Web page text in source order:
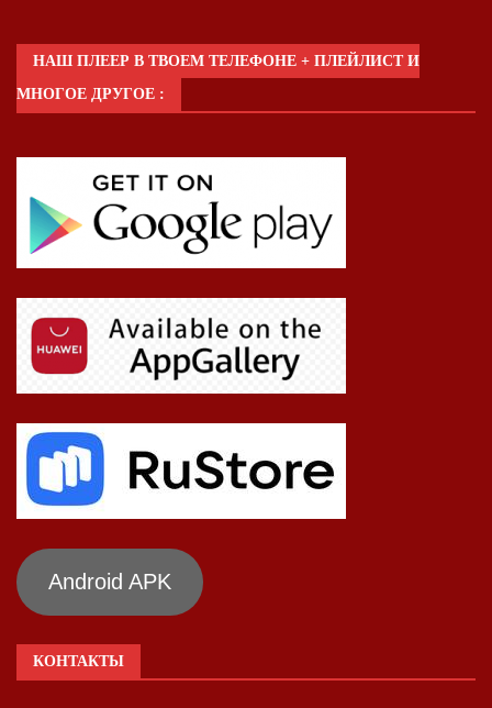
НАШ ПЛЕЕР В ТВОЕМ ТЕЛЕФОНЕ + ПЛЕЙЛИСТ И
МНОГОЕ ДРУГОЕ :
Android APK
КОНТАКТЫ